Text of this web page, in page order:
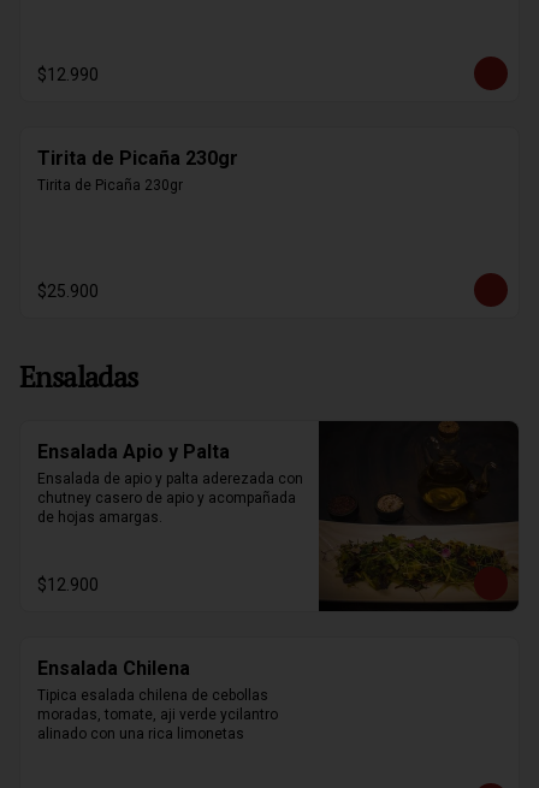
$12.990
Tirita de Picaña 230gr
Tirita de Picaña 230gr
$25.900
Ensaladas
Ensalada Apio y Palta
Ensalada de apio y palta aderezada con
chutney casero de apio y acompañada
de hojas amargas.
$12.900
Ensalada Chilena
Tipica esalada chilena de cebollas
moradas, tomate, aji verde ycilantro
alinado con una rica limonetas